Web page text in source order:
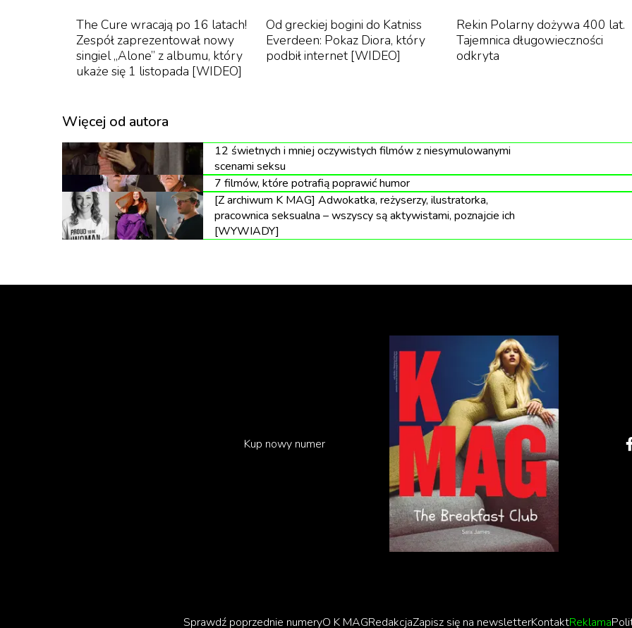
Można zatem liczyć, że jubileuszowa edycja stanie się początkiem nowej ery festiwalu, gdzie kierunek
wyznaczą młodzi, debiutanci, a także różnorodność gatunkowa:
„Kino powinno być różnorodne, dlatego nie pokazujemy wyłącznie filmów typowo
festiwalowych. W tegorocznej selekcji znalazło się sporo filmów gatunkowych – mamy
westerny, horrory, science fiction… Osobiście mam słabość do sekcji Wolny Duch – to
właśnie tam zobaczymy najwięcej dziwnych, intrygujących, niekiedy eksperymentalnych
filmów. Jestem pewien, że każdy znajdzie tu coś dla siebie”, podkreśla Kolanowski.
The Cure wracają po 16 latach!
Zespół zaprezentował nowy
singiel „Alone” z albumu, który
ukaże się 1 listopada [WIDEO]
Od greckiej bogini do Katniss
Everdeen: Pokaz Diora, który
podbił internet [WIDEO]
Rekin Polarny dożywa 400 lat.
Tajemnica długowieczności
odkryta
Więcej od autora
12 świetnych i mniej oczywistych filmów z niesymulowanymi
scenami seksu
7 filmów, które potrafią poprawić humor
[Z archiwum K MAG] Adwokatka, reżyserzy, ilustratorka,
pracownica seksualna – wszyscy są aktywistami, poznajcie ich
[WYWIADY]
Kup nowy numer
Sprawdź poprzednie numeryO K MAGRedakcjaZapisz się na newsletterKontaktReklama